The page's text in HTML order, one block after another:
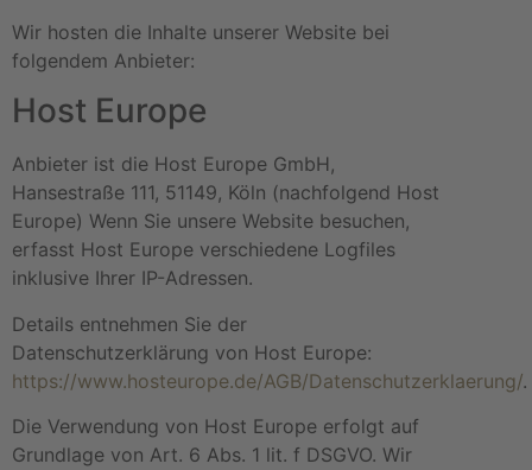
Wir hosten die Inhalte unserer Website bei
folgendem Anbieter:
Host Europe
Anbieter ist die Host Europe GmbH,
Hansestraße 111, 51149, Köln (nachfolgend Host
Europe) Wenn Sie unsere Website besuchen,
erfasst Host Europe verschiedene Logfiles
inklusive Ihrer IP-Adressen.
Details entnehmen Sie der
Datenschutzerklärung von Host Europe:
https://www.hosteurope.de/AGB/Datenschutzerklaerung/.
Die Verwendung von Host Europe erfolgt auf
Grundlage von Art. 6 Abs. 1 lit. f DSGVO. Wir